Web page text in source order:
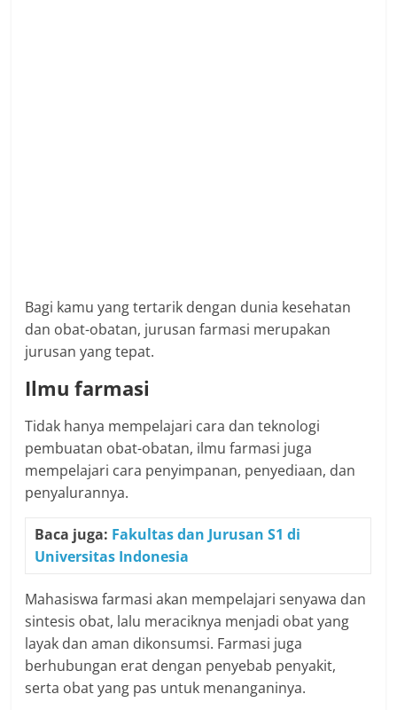
Bagi kamu yang tertarik dengan dunia kesehatan
dan obat-obatan, jurusan farmasi merupakan
jurusan yang tepat.
Ilmu farmasi
Tidak hanya mempelajari cara dan teknologi
pembuatan obat-obatan, ilmu farmasi juga
mempelajari cara penyimpanan, penyediaan, dan
penyalurannya.
Baca juga: Fakultas dan Jurusan S1 di
Universitas Indonesia
Mahasiswa farmasi akan mempelajari senyawa dan
sintesis obat, lalu meraciknya menjadi obat yang
layak dan aman dikonsumsi. Farmasi juga
berhubungan erat dengan penyebab penyakit,
serta obat yang pas untuk menanganinya.